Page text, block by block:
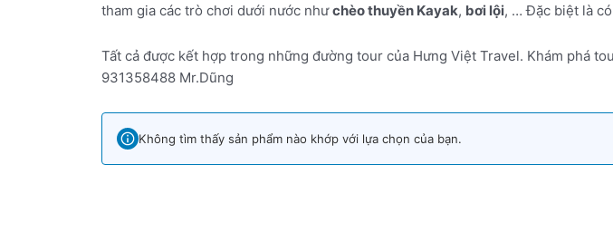
tham gia các trò chơi dưới nước nhưchèo thuyền Kayak, bơi lội, … Đặc biệt là
Tất cả được kết hợp trong những đường tour của Hưng Việt Travel. Khám phá
931358488 Mr.Dũng
Không tìm thấy sản phẩm nào khớp với lựa chọn của bạn.